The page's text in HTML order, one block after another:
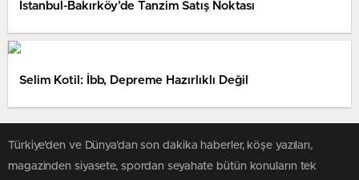
İstanbul-Bakırköy’de Tanzim Satış Noktası
Selim Kotil: İbb, Depreme Hazırlıklı Değil
Türkiye'den ve Dünya’dan son dakika haberler, köşe yazıları,
magazinden siyasete, spordan seyahate bütün konuların tek